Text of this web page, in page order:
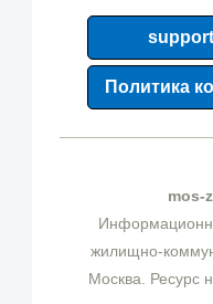
Политика
mos-
жилищно-
Москва. Ресурс